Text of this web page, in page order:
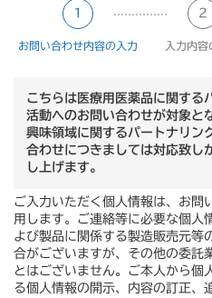
お問い合わせ内容の入力 入力内容
こちらは医療用医薬品に関する
活動へのお問い合わせが対象と
興味領域に関するパートナリン
合わせにつきましては対応致し
し上げます。
ご入力いただく個人情報は、お問
用します。ご連絡等に必要な個人
よび製品に関係する製造販売元等
合がございますが、その他の委託
とはございません。ご本人から個
る個人情報の開示、内容の訂正、